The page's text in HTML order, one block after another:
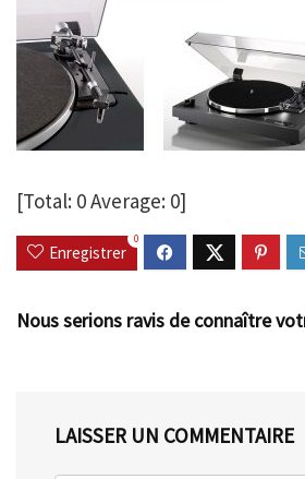
[Total: 0Average: 0]
Enregistrer
0
Nous serions ravis de connaître
LAISSER UN COMMENTAIRE